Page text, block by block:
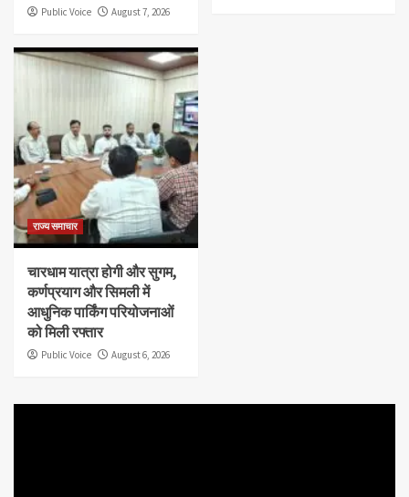
Public Voice August 7, 2026
राज्य समाचार
चारधाम यात्रा होगी और सुगम,
कर्णप्रयाग और सिमली में
आधुनिक पार्किंग परियोजनाओं
को मिली रफ्तार
Public Voice August 6, 2026